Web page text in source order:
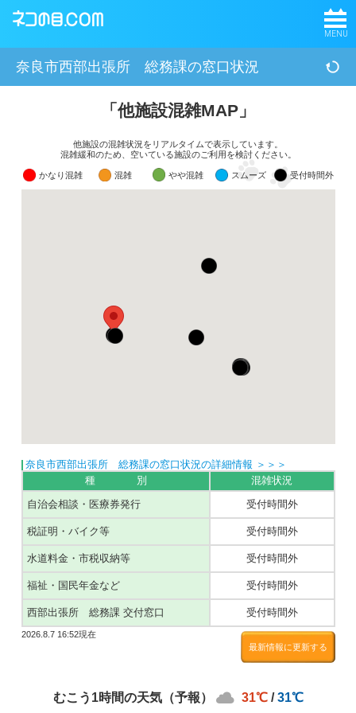
MENU
奈良市西部出張所 総務課の窓口状況
「他施設混雑MAP」
他施設の混雑状況をリアルタイムで表示しています。
混雑緩和のため、空いている施設のご利用を検討ください。
かなり混雑 混雑 やや混雑 スムーズ 受付時間外
奈良市西部出張所 総務課の窓口状況の詳細情報 ＞＞＞
種 別
混雑状況
自治会相談・医療券発行
受付時間外
税証明・バイク等 受付時間外
水道料金・市税収納等 受付時間外
福祉・国民年金など 受付時間外
西部出張所 総務課 交付窓口 受付時間外
2026.8.7 16:52現在
最新情報に更新する
むこう1時間の天気（予報） 31℃ /31℃